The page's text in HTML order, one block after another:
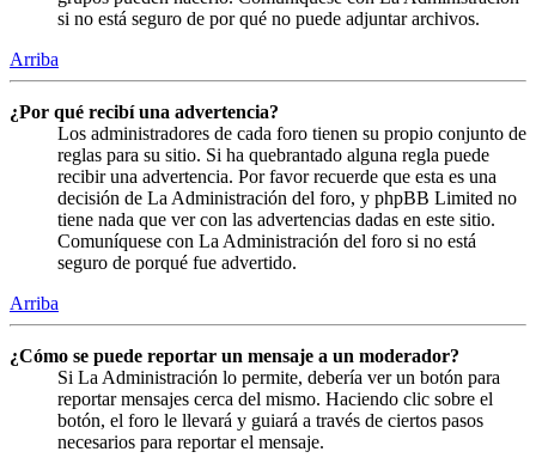
si no está seguro de por qué no puede adjuntar archivos.
Arriba
¿Por qué recibí una advertencia?
Los administradores de cada foro tienen su propio conjunto de
reglas para su sitio. Si ha quebrantado alguna regla puede
recibir una advertencia. Por favor recuerde que esta es una
decisión de La Administración del foro, y phpBB Limited no
tiene nada que ver con las advertencias dadas en este sitio.
Comuníquese con La Administración del foro si no está
seguro de porqué fue advertido.
Arriba
¿Cómo se puede reportar un mensaje a un moderador?
Si La Administración lo permite, debería ver un botón para
reportar mensajes cerca del mismo. Haciendo clic sobre el
botón, el foro le llevará y guiará a través de ciertos pasos
necesarios para reportar el mensaje.